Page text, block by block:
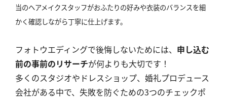
当のヘアメイクスタッフがおふたりの好みや衣装のバランスを細
かく確認しながら丁寧に仕上げます。
フォトウエディングで後悔しないためには、 申し込む
前の事前のリサーチが何よりも大切です！
多くのスタジオやドレスショップ、婚礼プロデュース
会社がある中で、失敗を防ぐための3つのチェックポ